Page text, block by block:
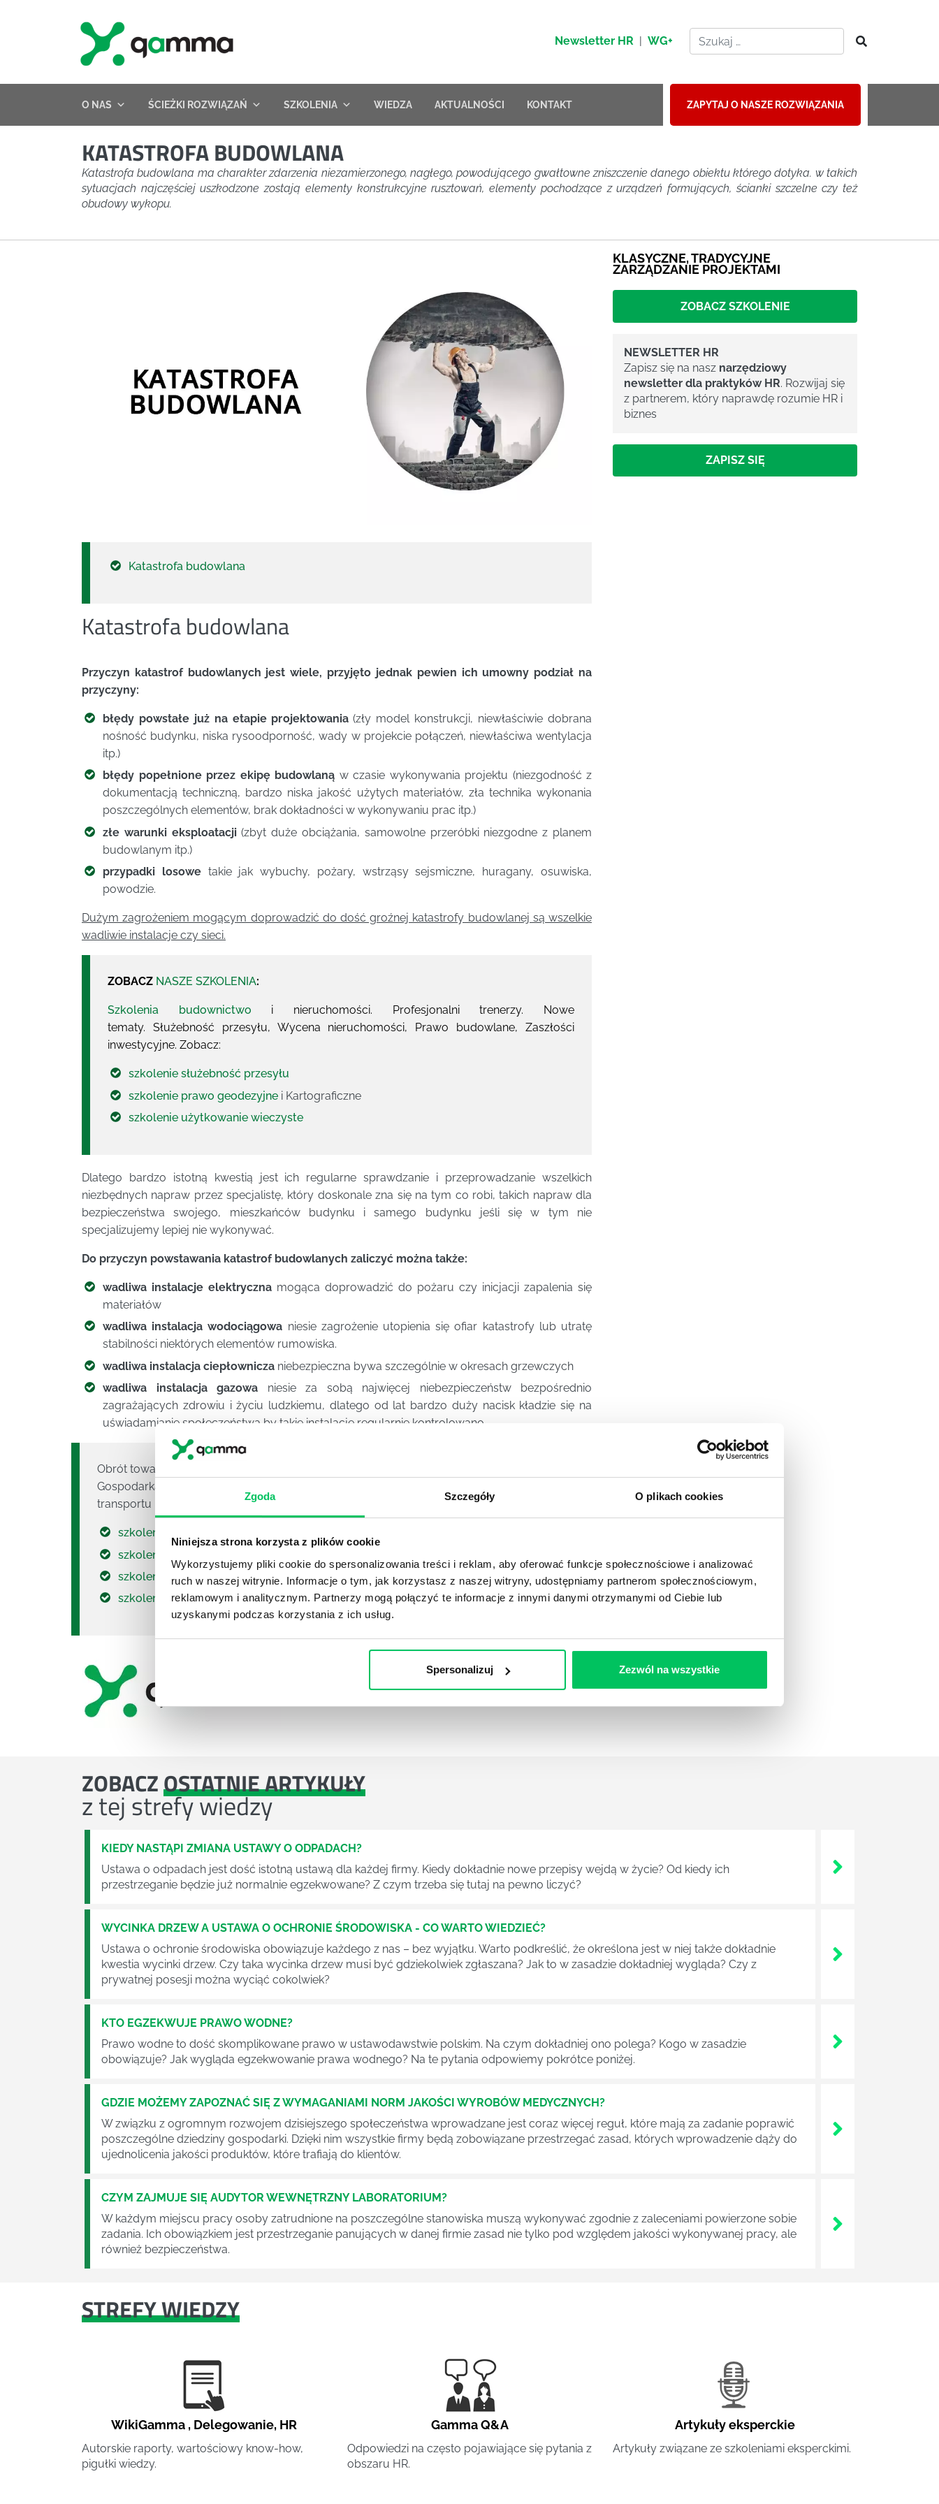
Zgoda Szczegóły O plikach cookies
Niniejsza strona korzysta z plików cookie
Wykorzystujemy pliki cookie do spersonalizowania treści i reklam, aby oferować funkcje społecznościowe i analizować
ruch w naszej witrynie. Informacje o tym, jak korzystasz z naszej witryny, udostępniamy partnerom społecznościowym,
reklamowym i analitycznym. Partnerzy mogą połączyć te informacje z innymi danymi otrzymanymi od Ciebie lub
uzyskanymi podczas korzystania z ich usług.
Spersonalizuj Zezwól na wszystkie
Newsletter HR | WG+
O NAS ŚCIEŻKI ROZWIĄZAŃ SZKOLENIA WIEDZA AKTUALNOŚCI KONTAKT ZAPYTAJ O NASZE ROZWIĄZANIA
KATASTROFA BUDOWLANA
Katastrofa budowlana ma charakter zdarzenia niezamierzonego, nagłego, powodującego gwałtowne zniszczenie danego obiektu którego dotyka. w takich
sytuacjach najczęściej uszkodzone zostają elementy konstrukcyjne rusztowań, elementy pochodzące z urządzeń formujących, ścianki szczelne czy też
obudowy wykopu.
Katastrofa budowlana
Katastrofa budowlana
Przyczyn katastrof budowlanych jest wiele, przyjęto jednak pewien ich umowny podział na
przyczyny:
błędy powstałe już na etapie projektowania(zły model konstrukcji, niewłaściwie dobrana
nośność budynku, niska rysoodporność, wady w projekcie połączeń, niewłaściwa wentylacja
itp.)
błędy popełnione przez ekipę budowlaną w czasie wykonywania projektu (niezgodność z
dokumentacją techniczną, bardzo niska jakość użytych materiałów, zła technika wykonania
poszczególnych elementów, brak dokładności w wykonywaniu prac itp.)
złe warunki eksploatacji(zbyt duże obciążania, samowolne przeróbki niezgodne z planem
budowlanym itp.)
przypadki losowetakie jak wybuchy, pożary, wstrząsy sejsmiczne, huragany, osuwiska,
powodzie.
Dużym zagrożeniem mogącym doprowadzić do dość groźnej katastrofy budowlanej są wszelkie
wadliwie instalacje czy sieci.
ZOBACZ NASZE SZKOLENIA:
Szkolenia budownictwo i nieruchomości. Profesjonalni trenerzy. Nowe
tematy. Służebność przesyłu, Wycena nieruchomości, Prawo budowlane, Zaszłości
inwestycyjne. Zobacz:
szkolenie służebność przesyłu
szkolenie prawo geodezyjne i Kartograficzne
szkolenie użytkowanie wieczyste
Dlatego bardzo istotną kwestią jest ich regularne sprawdzanie i przeprowadzanie wszelkich
niezbędnych napraw przez specjalistę, który doskonale zna się na tym co robi, takich napraw dla
bezpieczeństwa swojego, mieszkańców budynku i samego budynku jeśli się w tym nie
specjalizujemy lepiej nie wykonywać.
Do przyczyn powstawania katastrof budowlanych zaliczyć można także:
wadliwa instalacje elektryczna mogąca doprowadzić do pożaru czy inicjacji zapalenia się
materiałów
wadliwa instalacja wodociągowa niesie zagrożenie utopienia się ofiar katastrofy lub utratę
stabilności niektórych elementów rumowiska.
wadliwa instalacja ciepłownicza niebezpieczna bywa szczególnie w okresach grzewczych
wadliwa instalacja gazowa niesie za sobą najwięcej niebezpieczeństw bezpośrednio
zagrażających zdrowiu i życiu ludzkiemu, dlatego od lat bardzo duży nacisk kładzie się na
uświadamianie społeczeństwa by takie instalacje regularnie kontrolowano.
Obrót towarowy z zagranicą, Łańcuch dostaw – praktyka polskich i zagranicznych firm.
Gospodarka magazynowa dla praktyków biznesu. Zobacz nasze szkolenia z zakresu
transportu i logistyki!
szkolenie ze służebności przesyłu
szkolenie prawo budowlane
szkolenie wycena nieruchomości
szkolenie logistyka
KLASYCZNE, TRADYCYJNE
ZARZĄDZANIE PROJEKTAMI
ZOBACZ SZKOLENIE
NEWSLETTER HR
Zapisz się na nasz narzędziowy
newsletter dla praktyków HR. Rozwijaj się
z partnerem, który naprawdę rozumie HR i
biznes
ZAPISZ SIĘ
ZOBACZOSTATNIE ARTYKUŁY
z tej strefy wiedzy
KIEDY NASTĄPI ZMIANA USTAWY O ODPADACH?
Ustawa o odpadach jest dość istotną ustawą dla każdej firmy. Kiedy dokładnie nowe przepisy wejdą w życie? Od kiedy ich
przestrzeganie będzie już normalnie egzekwowane? Z czym trzeba się tutaj na pewno liczyć?
WYCINKA DRZEW A USTAWA O OCHRONIE ŚRODOWISKA - CO WARTO WIEDZIEĆ?
Ustawa o ochronie środowiska obowiązuje każdego z nas – bez wyjątku. Warto podkreślić, że określona jest w niej także dokładnie
kwestia wycinki drzew. Czy taka wycinka drzew musi być gdziekolwiek zgłaszana? Jak to w zasadzie dokładniej wygląda? Czy z
prywatnej posesji można wyciąć cokolwiek?
KTO EGZEKWUJE PRAWO WODNE?
Prawo wodne to dość skomplikowane prawo w ustawodawstwie polskim. Na czym dokładniej ono polega? Kogo w zasadzie
obowiązuje? Jak wygląda egzekwowanie prawa wodnego? Na te pytania odpowiemy pokrótce poniżej.
GDZIE MOŻEMY ZAPOZNAĆ SIĘ Z WYMAGANIAMI NORM JAKOŚCI WYROBÓW MEDYCZNYCH?
W związku z ogromnym rozwojem dzisiejszego społeczeństwa wprowadzane jest coraz więcej reguł, które mają za zadanie poprawić
poszczególne dziedziny gospodarki. Dzięki nim wszystkie firmy będą zobowiązane przestrzegać zasad, których wprowadzenie dąży do
ujednolicenia jakości produktów, które trafiają do klientów.
CZYM ZAJMUJE SIĘ AUDYTOR WEWNĘTRZNY LABORATORIUM?
W każdym miejscu pracy osoby zatrudnione na poszczególne stanowiska muszą wykonywać zgodnie z zaleceniami powierzone sobie
zadania. Ich obowiązkiem jest przestrzeganie panujących w danej firmie zasad nie tylko pod względem jakości wykonywanej pracy, ale
również bezpieczeństwa.
STREFY WIEDZY
WikiGamma , Delegowanie, HR
Autorskie raporty, wartościowy know-how,
pigułki wiedzy.
Gamma Q&A
Odpowiedzi na często pojawiające się pytania z
obszaru HR.
Artykuły eksperckie
Artykuły związane ze szkoleniami eksperckimi.